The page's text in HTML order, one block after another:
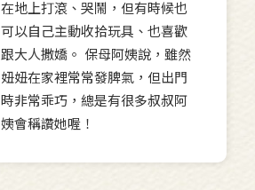
在地上打滾、哭鬧，但有時候也
可以自己主動收拾玩具、也喜歡
跟大人撒嬌。 保母阿姨說，雖然
妞妞在家裡常常發脾氣，但出門
時非常乖巧，總是有很多叔叔阿
姨會稱讚她喔！